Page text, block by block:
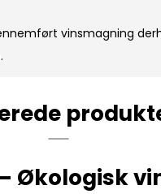
vinsmagning
Økologisk